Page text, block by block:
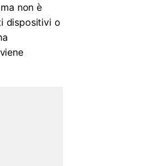
non è
dispositivi o